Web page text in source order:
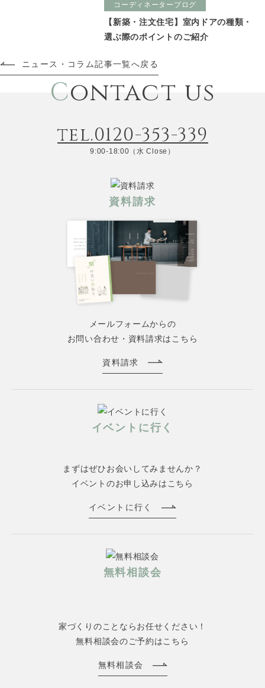
コーディネーターブログ
【新築・注文住宅】室内ドアの種類・
選ぶ際のポイントのご紹介
ニュース・コラム記事一覧へ戻る
Contact us
tel.0120-353-339
9:00-18:00（水 Close）
資料請求
メールフォームからの
お問い合わせ・資料請求はこちら
資料請求
イベントに行く
まずはぜひお会いしてみませんか？
イベントのお申し込みはこちら
イベントに行く
無料相談会
家づくりのことならお任せください！
無料相談会のご予約はこちら
無料相談会